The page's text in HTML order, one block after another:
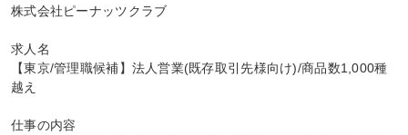
株式会社ピーナッツクラブ
求人名
【東京/管理職候補】法人営業(既存取引先様向け)/商品数1,000種
越え
仕事の内容